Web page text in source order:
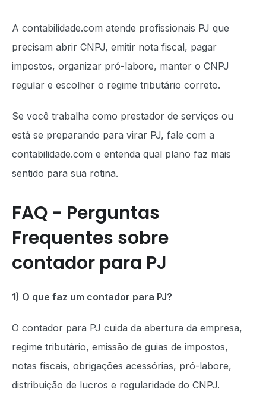
A contabilidade.com atende profissionais PJ que
precisam abrir CNPJ, emitir nota fiscal, pagar
impostos, organizar pró-labore, manter o CNPJ
regular e escolher o regime tributário correto.
Se você trabalha como prestador de serviços ou
está se preparando para virar PJ, fale com a
contabilidade.com e entenda qual plano faz mais
sentido para sua rotina.
FAQ - Perguntas
Frequentes sobre
contador para PJ
1) O que faz um contador para PJ?
O contador para PJ cuida da abertura da empresa,
regime tributário, emissão de guias de impostos,
notas fiscais, obrigações acessórias, pró-labore,
distribuição de lucros e regularidade do CNPJ.